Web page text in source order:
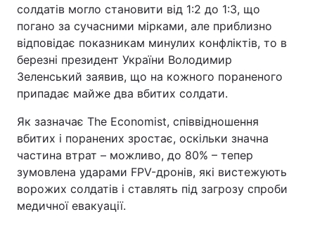
солдатів могло становити від 1:2 до 1:3, що
погано за сучасними мірками, але приблизно
відповідає показникам минулих конфліктів, то в
березні президент України Володимир
Зеленський заявив, що на кожного пораненого
припадає майже два вбитих солдати.
Як зазначає The Economist, співвідношення
вбитих і поранених зростає, оскільки значна
частина втрат – можливо, до 80% – тепер
зумовлена ударами FPV-дронів, які вистежують
ворожих солдатів і ставлять під загрозу спроби
медичної евакуації.